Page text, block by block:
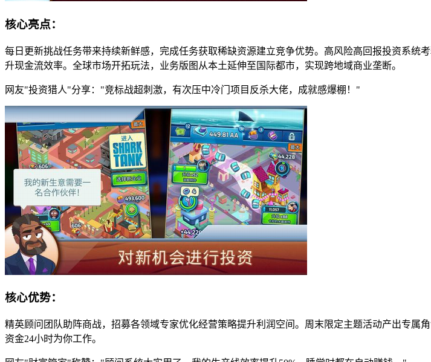
核心亮点：
每日更新挑战任务带来持续新鲜感，完成任务获取稀缺资源建立竞争优势。高风险高回报投资系
升现金流效率。全球市场开拓玩法，业务版图从本土延伸至国际都市，实现跨地域商业垄断。
网友"投资猎人"分享："竞标战超刺激，有次压中冷门项目反杀大佬，成就感爆棚！"
核心优势：
精英顾问团队助阵商战，招募各领域专家优化经营策略提升利润空间。周末限定主题活动产出专
资金24小时为你工作。